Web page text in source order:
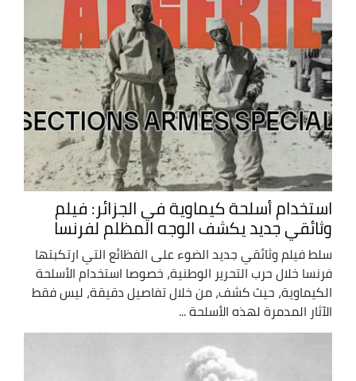
استخدام أسلحة كيماوية في الجزائر: فيلم
وثائقي جديد يكشف الوجه المظلم لفرنسا
سلط فيلم وثائقي جديد الضوء على الفظائع التي ارتكبتها
فرنسا خلال حرب التحرير الوطنية، خصوصا استخدام الأسلحة
الكيماوية، حيث كشف، من خلال تفاصيل دقيقة، ليس فقط
الآثار المدمرة لهذه الأسلحة ...